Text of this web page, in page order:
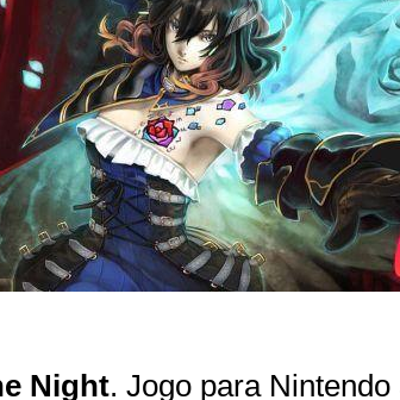
Night. Jogo para